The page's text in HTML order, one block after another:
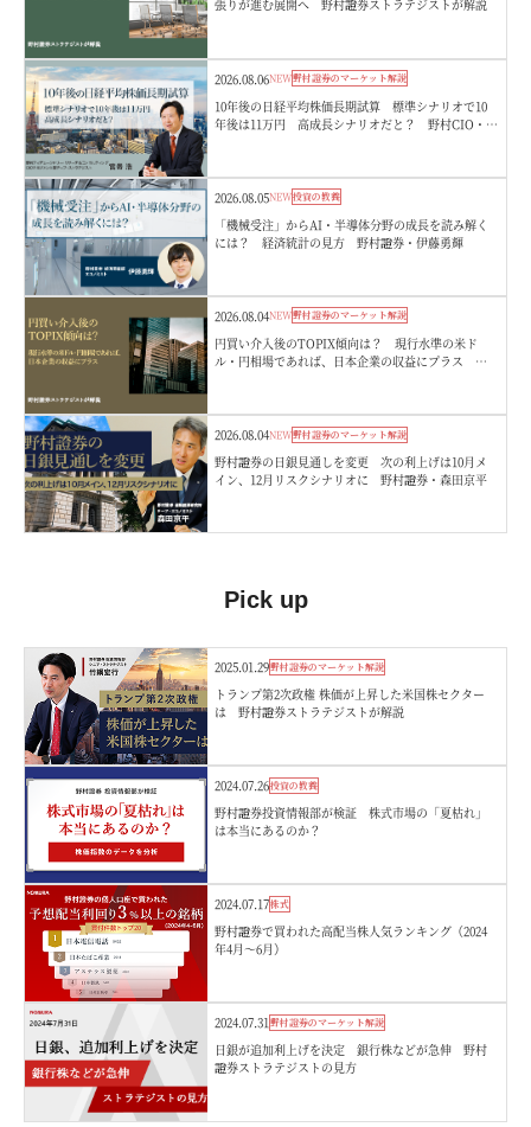
張りが進む展開へ 野村證券ストラテジストが解説
2026.08.06NEW野村證券のマーケット解説
10年後の日経平均株価長期試算 標準シナリオで10
年後は11万円 高成長シナリオだと？ 野村CIO・宮
2026.08.05NEW投資の教養
「機械受注」からAI・半導体分野の成長を読み解く
には？ 経済統計の見方 野村證券・伊藤勇輝
2026.08.04NEW野村證券のマーケット解説
円買い介入後のTOPIX傾向は？ 現行水準の米ド
ル・円相場であれば、日本企業の収益にプラス 野
2026.08.04NEW野村證券のマーケット解説
野村證券の日銀見通しを変更 次の利上げは10月メ
イン、12月リスクシナリオに 野村證券・森田京平
Pick up
2025.01.29野村證券のマーケット解説
トランプ第2次政権 株価が上昇した米国株セクター
は 野村證券ストラテジストが解説
2024.07.26投資の教養
野村證券投資情報部が検証 株式市場の「夏枯れ」
は本当にあるのか？
2024.07.17株式
野村證券で買われた高配当株人気ランキング（2024
年4月～6月）
2024.07.31野村證券のマーケット解説
日銀が追加利上げを決定 銀行株などが急伸 野村
證券ストラテジストの見方